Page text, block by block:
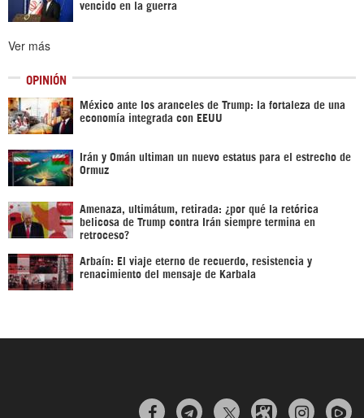
vencido en la guerra
Ver más
OPINIÓN
México ante los aranceles de Trump: la fortaleza de una
economía integrada con EEUU
Irán y Omán ultiman un nuevo estatus para el estrecho de
Ormuz
Amenaza, ultimátum, retirada: ¿por qué la retórica
belicosa de Trump contra Irán siempre termina en
retroceso?
Arbaín: El viaje eterno de recuerdo, resistencia y
renacimiento del mensaje de Karbala
  